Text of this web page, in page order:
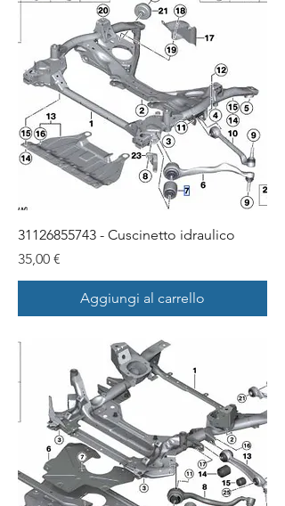
31126855743 - Cuscinetto idraulico
Prezzo
35,00 €
Aggiungi al carrello